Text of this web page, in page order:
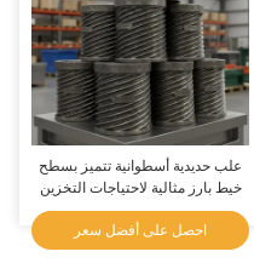
علب حديدية أسطوانية تتميز بسطح
خيط بارز مثالية لاحتياجات التخزين
والنقل الشاق
احصل على أفضل سعر